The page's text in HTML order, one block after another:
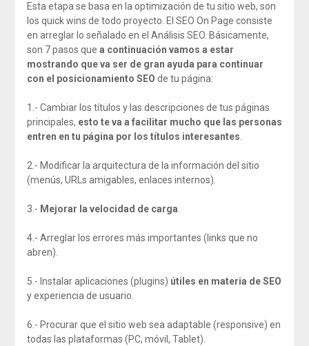
Esta etapa se basa en la optimización de tu sitio web, son
los quick wins de todo proyecto. El SEO On Page consiste
en arreglar lo señalado en el Análisis SEO. Básicamente,
son 7 pasos que a continuación vamos a estar
mostrando que va ser de gran ayuda para continuar
con el posicionamiento SEO de tu página:
1.- Cambiar los títulos y las descripciones de tus páginas
principales, esto te va a facilitar mucho que las personas
entren en tu página por los títulos interesantes.
2.- Modificar la arquitectura de la información del sitio
(menús, URLs amigables, enlaces internos).
3.- Mejorar la velocidad de carga.
4.- Arreglar los errores más importantes (links que no
abren).
5.- Instalar aplicaciones (plugins) útiles en materia de SEO
y experiencia de usuario.
6.- Procurar que el sitio web sea adaptable (responsive) en
todas las plataformas (PC, móvil, Tablet).